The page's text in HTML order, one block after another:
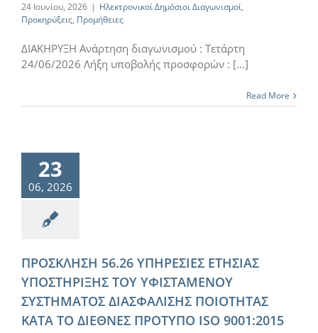
24 Ιουνίου, 2026 | Ηλεκτρονικοί Δημόσιοι Διαγωνισμοί,
Προκηρύξεις, Προμήθειες
ΔΙΑΚΗΡΥΞΗ Ανάρτηση διαγωνισμού : Τετάρτη
24/06/2026 Λήξη υποβολής προσφορών : [...]
Read More
23
06, 2026
ΠΡΟΣΚΛΗΣΗ 56.26 ΥΠΗΡΕΣΙΕΣ ΕΤΗΣΙΑΣ
ΥΠΟΣΤΗΡΙΞΗΣ ΤΟΥ ΥΦΙΣΤΑΜΕΝΟΥ
ΣΥΣΤΗΜΑΤΟΣ ΔΙΑΣΦΑΛΙΣΗΣ ΠΟΙΟΤΗΤΑΣ
ΚΑΤΑ ΤΟ ΔΙΕΘΝΕΣ ΠΡΟΤΥΠΟ ISO 9001:2015